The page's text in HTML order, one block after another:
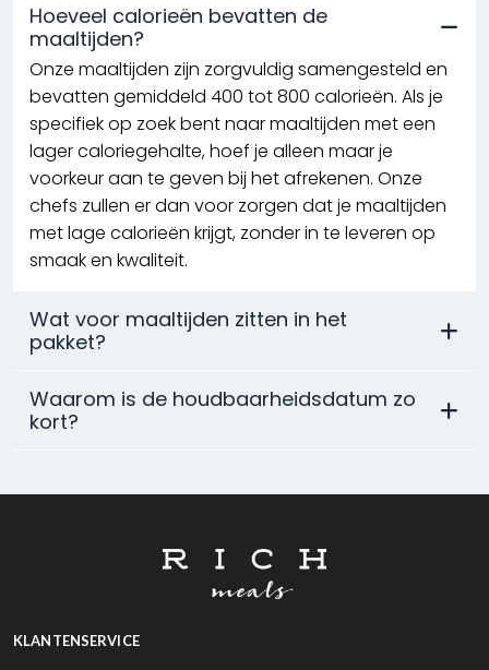
Hoeveel calorieën bevatten de
maaltijden?
Onze maaltijden zijn zorgvuldig samengesteld en
bevatten gemiddeld 400 tot 800 calorieën. Als je
specifiek op zoek bent naar maaltijden met een
lager caloriegehalte, hoef je alleen maar je
voorkeur aan te geven bij het afrekenen. Onze
chefs zullen er dan voor zorgen dat je maaltijden
met lage calorieën krijgt, zonder in te leveren op
smaak en kwaliteit.
Wat voor maaltijden zitten in het
pakket?
Waarom is de houdbaarheidsdatum zo
kort?
KLANTENSERVICE